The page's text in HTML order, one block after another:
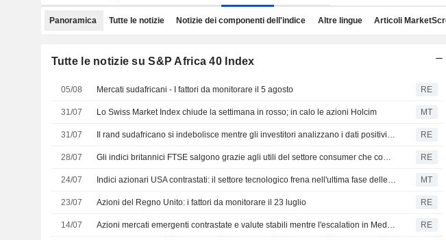
Panoramica Tutte le notizie Notizie dei componenti dell'indice Altre lingue Articoli
Tutte le notizie su S&P Africa 40 Index
05/08 Mercati sudafricani - I fattori da monitorare il 5 agosto RE
31/07 Lo Swiss Market Index chiude la settimana in rosso; in calo le azioni Holcim MT
31/07 Il rand sudafricano si indebolisce mentre gli investitori analizzano i dati positivi sul surplus commerciale RE
28/07 Gli indici britannici FTSE salgono grazie agli utili del settore consumer che compensano il calo di banche ed energia RE
24/07 Indici azionari USA contrastati: il settore tecnologico frena nell'ultima fase delle contrattazioni MT
23/07 Azioni del Regno Unito: i fattori da monitorare il 23 luglio RE
14/07 Azioni mercati emergenti contrastate e valute stabili mentre l'escalation in Medio Oriente non accenna a placarsi RE